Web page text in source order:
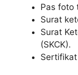
Pas foto
Surat
Surat
(SKCK).